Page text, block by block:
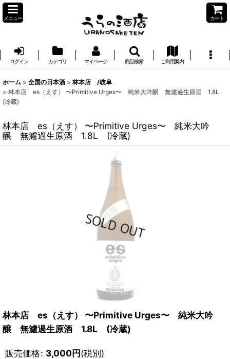
メニュー カート
ログイン カテゴリ マイページ 商品検索 ご利用案内
ホーム > 全国の日本酒 > 林本店 /岐阜
> 林本店 es（えす） 〜Primitive Urges〜 純米大吟醸 無濾過生原酒 1.8L
(冷蔵)
林本店 es（えす） 〜Primitive Urges〜 純米大吟
醸 無濾過生原酒 1.8L (冷蔵)
林本店 es（えす） 〜Primitive Urges〜 純米大吟
醸 無濾過生原酒 1.8L (冷蔵)
販売価格: 3,000円(税別)